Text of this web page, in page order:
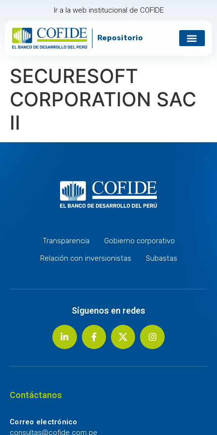
Ir a la web institucional de COFIDE
Repositorio
SECURESOFT
CORPORATION SAC
II
Transparencia
Gobierno corporativo
Relación con inversionistas
Subastas
Síguenos en redes
Contáctanos
Correo electrónico
consultas@cofide.com.pe